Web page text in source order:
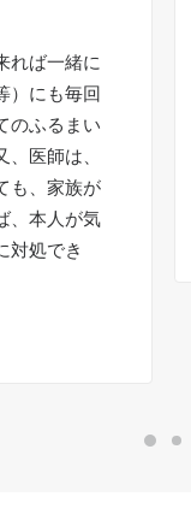
れば一緒に
）にも毎回
のふるまい
医師は、
も、家族が
、本人が気
対処でき